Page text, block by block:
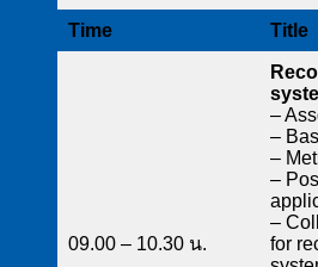
Time Title
09.00 – 10.30 น.
–
–
–
–
–
for